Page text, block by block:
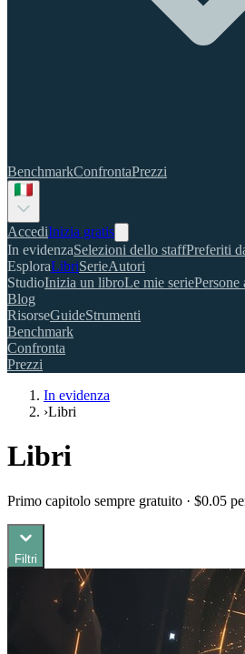
BenchmarkConfrontaPrezzi
AccediInizia gratis
In evidenzaSelezioni dello staffPreferiti
EsploraLibriSerieAutori
StudioInizia un libroLe mie seriePersone
Blog
RisorseGuideStrumenti
Benchmark
Confronta
Prezzi
In evidenza
›Libri
Libri
Primo capitolo sempre gratuito · $0.05
Filtri